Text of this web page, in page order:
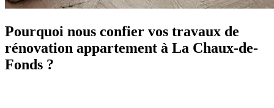
Pourquoi nous confier vos travaux de
rénovation appartement à La Chaux-de-
Fonds ?